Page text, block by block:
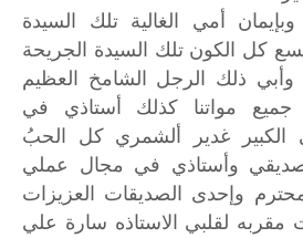
أمي الغالية تلك السيدة
كل الكون تلك السيدة الجريحة
وأبي ذلك الرجل الشامخ العظيم
مواتنا كذلك أستاذي في
الكبير غدير ألشمري كل الحبُ
صديقي وأستاذي في مجال عملي
وإحدى الصديقات العزيزات
مقربه لقلبي الاستاذه سارة علي